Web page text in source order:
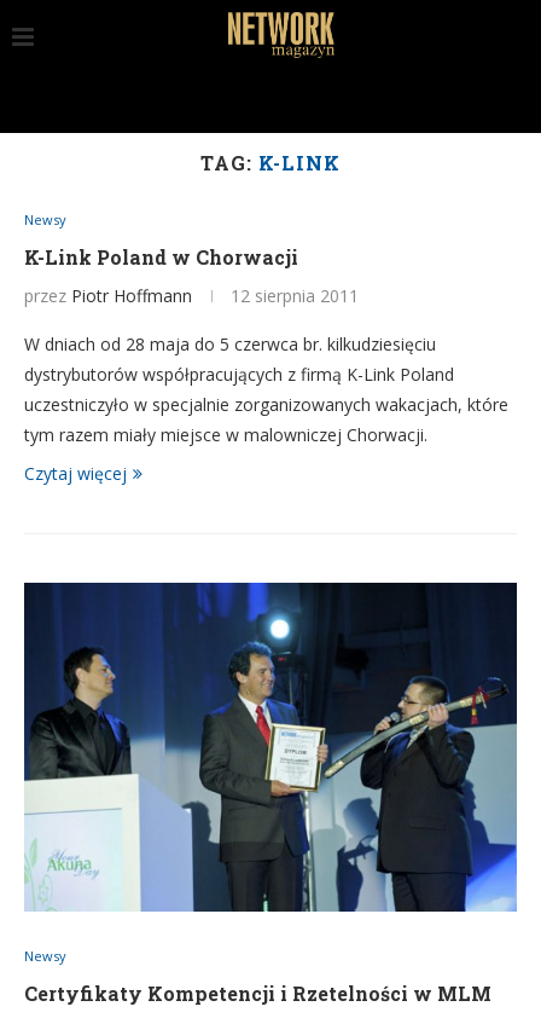
TAG: K-LINK
Newsy
K-Link Poland w Chorwacji
przez Piotr Hoffmann 12 sierpnia 2011
W dniach od 28 maja do 5 czerwca br. kilkudziesięciu
dystrybutorów współpracujących z firmą K-Link Poland
uczestniczyło w specjalnie zorganizowanych wakacjach, które
tym razem miały miejsce w malowniczej Chorwacji.
Czytaj więcej
Newsy
Certyfikaty Kompetencji i Rzetelności w MLM